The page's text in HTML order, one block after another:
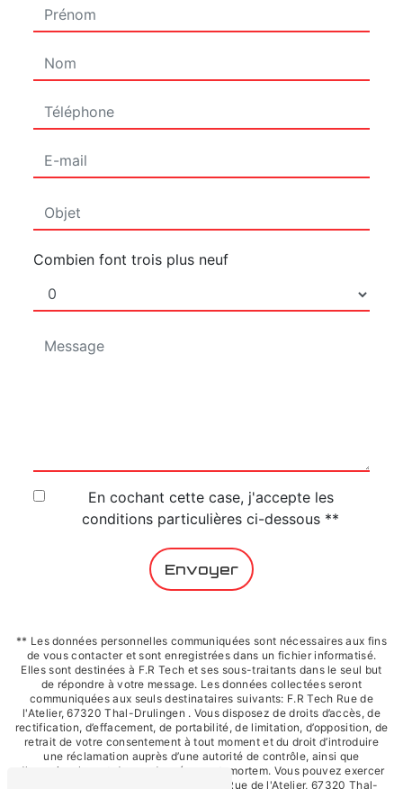
Combien font trois plus neuf
En cochant cette case, j'accepte les
conditions particulières ci-dessous **
Envoyer
** Les données personnelles communiquées sont nécessaires aux fins
de vous contacter et sont enregistrées dans un fichier informatisé.
Elles sont destinées à F.R Tech et ses sous-traitants dans le seul but
de répondre à votre message. Les données collectées seront
communiquées aux seuls destinataires suivants: F.R Tech Rue de
l'Atelier, 67320 Thal-Drulingen . Vous disposez de droits d’accès, de
rectification, d’effacement, de portabilité, de limitation, d’opposition, de
retrait de votre consentement à tout moment et du droit d’introduire
une réclamation auprès d’une autorité de contrôle, ainsi que
d’organiser le sort de vos données post-mortem. Vous pouvez exercer
ces droits par voie postale à l'adresse Rue de l'Atelier, 67320 Thal-